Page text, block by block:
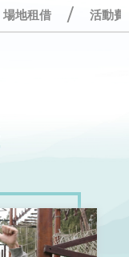
場地租借 / 活動費